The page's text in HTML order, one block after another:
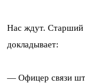
Нас ждут. Старший
докладывает:
— Офицер связи